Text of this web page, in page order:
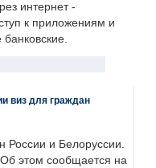
интернет -
к приложениям и
виз для граждан
России и Белоруссии.
этом сообщается на